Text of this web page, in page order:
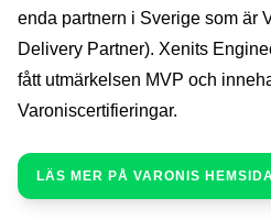
enda partnern i Sverige som är
Delivery Partner). Xenits
fått utmärkelsen MVP och
Varoniscertifieringar.
LÄS MER PÅ VARONIS